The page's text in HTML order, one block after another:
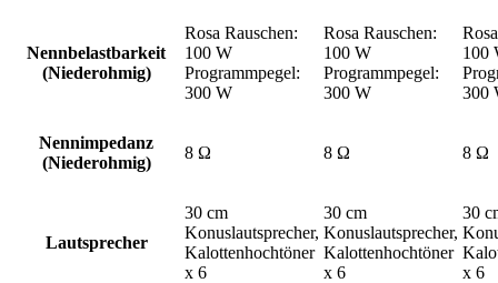
Nennbelastbarkeit
(Niederohmig)
Rosa Rauschen:
100 W
Programmpegel:
300 W
Rosa Rauschen:
100 W
Programmpegel:
300 W
100
300
Nennimpedanz
(Niederohmig)
8 Ω 8 Ω 8 Ω
Lautsprecher
30 cm
Konuslautsprecher,
Kalottenhochtöner
x 6
30 cm
Konuslautsprecher,
Kalottenhochtöner
x 6
30
x 6